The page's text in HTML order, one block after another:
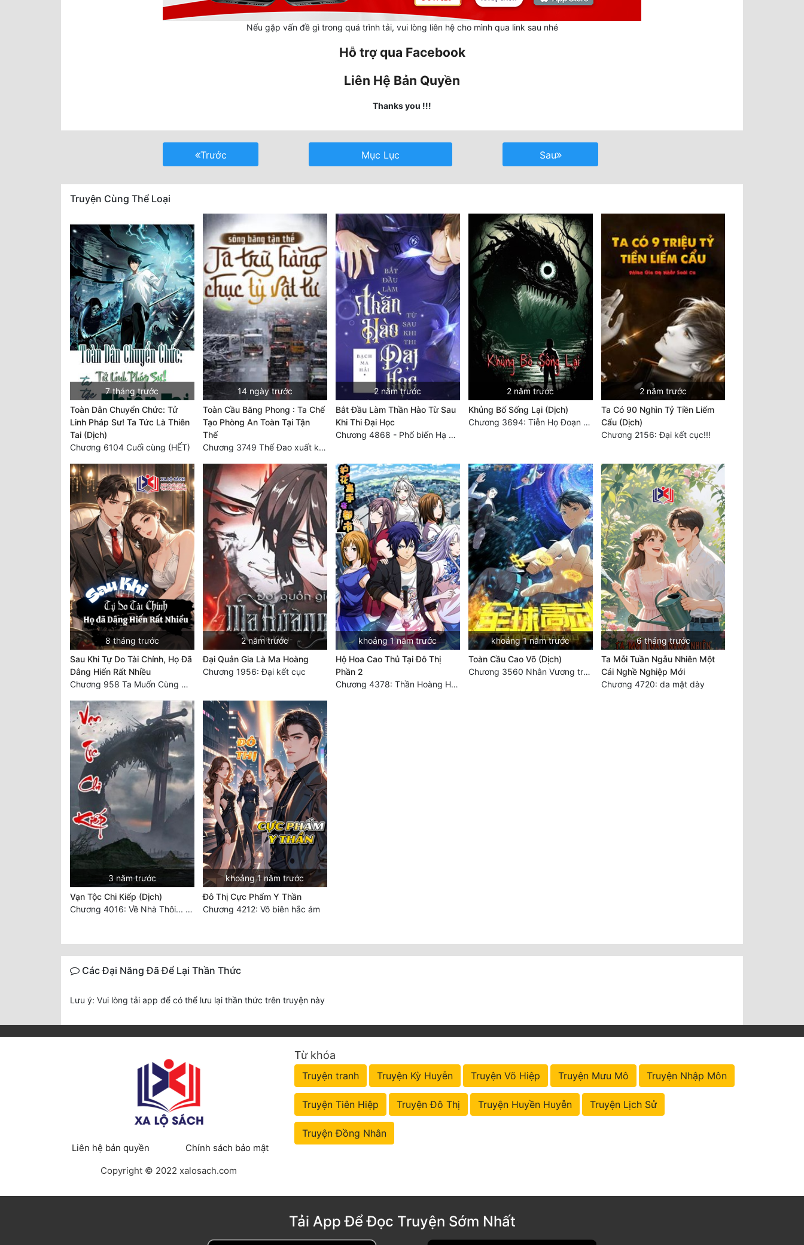
Nếu gặp vấn đề gì trong quá trình tải, vui lòng liên hệ cho mình qua link sau nhé
Hỗ trợ qua Facebook
Liên Hệ Bản Quyền
Thanks you !!!
Trước Mục Lục Sau
Truyện Cùng Thể Loại
7 tháng trước
Toàn Dân Chuyển Chức: Tử
Linh Pháp Sư! Ta Tức Là Thiên
Tai (Dịch)
Chương 6104 Cuối cùng (HẾT)
14 ngày trước
Toàn Cầu Băng Phong : Ta Chế
Tạo Phòng An Toàn Tại Tận
Thế
Chương 3749 Thế Đao xuất kích
2 năm trước
Bắt Đầu Làm Thần Hào Từ Sau
Khi Thi Đại Học
Chương 4868 - Phổ biến Hạ Quốc tệ!
2 năm trước
Khủng Bố Sống Lại (Dịch)
Chương 3694: Tiễn Họ Đoạn Đường Cuối - Hoàn
2 năm trước
Ta Có 90 Nghìn Tỷ Tiền Liếm
Cẩu (Dịch)
Chương 2156: Đại kết cục!!!
8 tháng trước
Sau Khi Tự Do Tài Chính, Họ Đã
Dâng Hiến Rất Nhiều
Chương 958 Ta Muốn Cùng Các Cô Vĩnh Viễn Ở Bên Nhau (2) Hết
2 năm trước
Đại Quản Gia Là Ma Hoàng
Chương 1956: Đại kết cục
khoảng 1 năm trước
Hộ Hoa Cao Thủ Tại Đô Thị
Phần 2
Chương 4378: Thần Hoàng Hạ Thiên (Đại kết cục) (03)
khoảng 1 năm trước
Toàn Cầu Cao Võ (Dịch)
Chương 3560 Nhân Vương trở về - END
6 tháng trước
Ta Mỗi Tuần Ngẫu Nhiên Một
Cái Nghề Nghiệp Mới
Chương 4720: da mặt dày
3 năm trước
Vạn Tộc Chi Kiếp (Dịch)
Chương 4016: Về Nhà Thôi... (Đại Kết Cục)
khoảng 1 năm trước
Đô Thị Cực Phẩm Y Thần
Chương 4212: Vô biên hắc ám
Các Đại Năng Đã Để Lại Thần Thức
Lưu ý: Vui lòng tải app để có thể lưu lại thần thức trên truyện này
Liên hệ bản quyền
Chính sách bảo mật
Copyright © 2022 xalosach.com
Từ khóa
Truyện tranh Truyện Kỳ Huyễn Truyện Võ Hiệp Truyện Mưu Mô Truyện Nhập Môn
Truyện Tiên Hiệp Truyện Đô Thị Truyện Huyền Huyễn Truyện Lịch Sử
Truyện Đồng Nhân
Tải App Để Đọc Truyện Sớm Nhất